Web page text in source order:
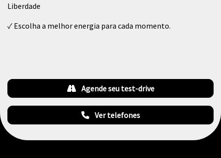
Liberdade
✓ Escolha a melhor energia para cada momento.
Ver telefones
Agende seu test-drive